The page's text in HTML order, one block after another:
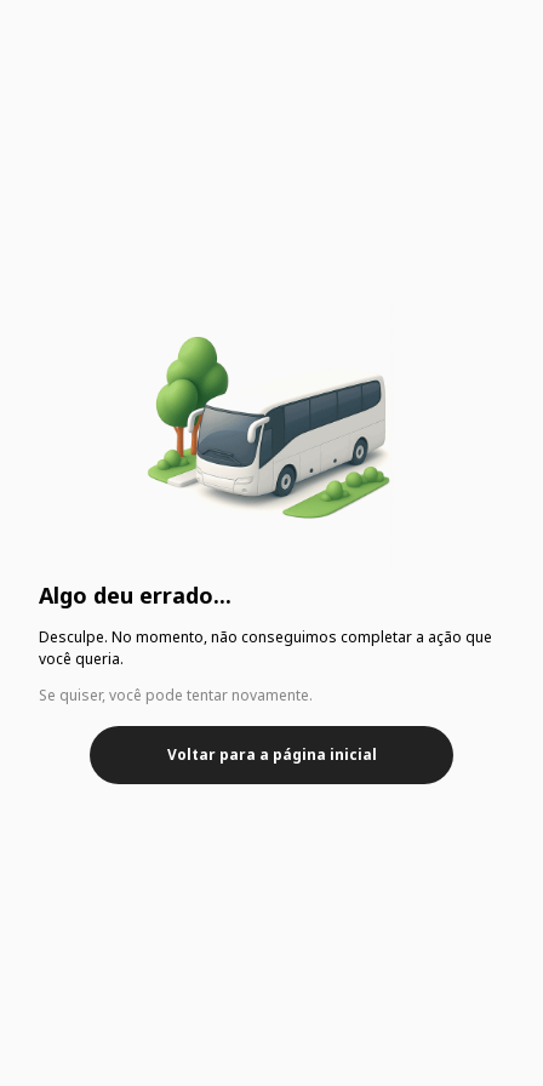
Algo deu errado...
Desculpe. No momento, não conseguimos completar a ação que
você queria.
Se quiser, você pode tentar novamente.
Voltar para a página inicial